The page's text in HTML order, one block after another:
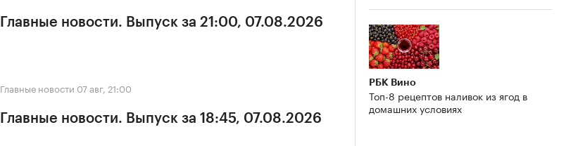
Главные новости. Выпуск за 21:00, 07.08.2026
Главные новости 07 авг, 21:00
Главные новости. Выпуск за 18:45, 07.08.2026
РБК Вино
Топ-8 рецептов наливок из ягод в
домашних условиях